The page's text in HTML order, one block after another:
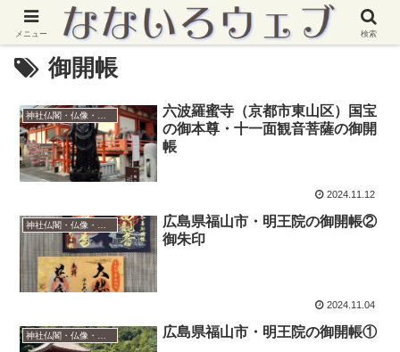
御開帳
六波羅蜜寺（京都市東山区）国宝
の御本尊・十一面観音菩薩の御開
帳
2024.11.12
神社仏閣・仏像・御朱印
広島県福山市・明王院の御開帳②
御朱印
2024.11.04
広島県福山市・明王院の御開帳①
メニュー 検索